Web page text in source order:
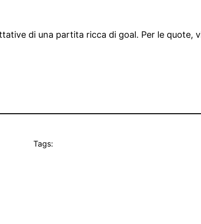
di una partita ricca di goal. Per le quote,
Tags: